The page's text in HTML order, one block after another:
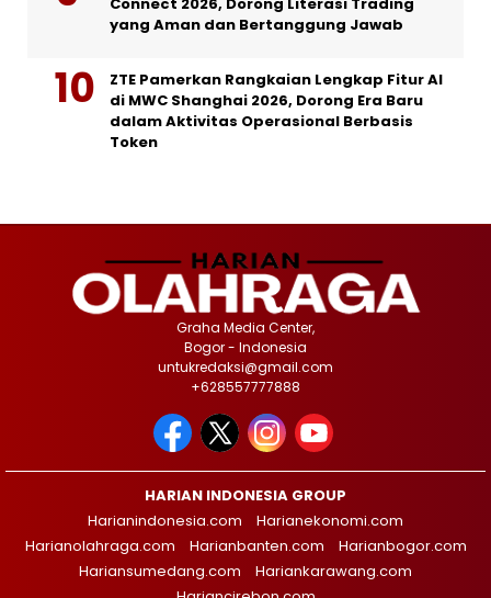
Connect 2026, Dorong Literasi Trading
yang Aman dan Bertanggung Jawab
ZTE Pamerkan Rangkaian Lengkap Fitur AI
di MWC Shanghai 2026, Dorong Era Baru
dalam Aktivitas Operasional Berbasis
Token
Graha Media Center,
Bogor - Indonesia
untukredaksi@gmail.com
+628557777888
HARIAN INDONESIA GROUP
Harianindonesia.com
Harianekonomi.com
Harianolahraga.com
Harianbanten.com
Harianbogor.com
Hariansumedang.com
Hariankarawang.com